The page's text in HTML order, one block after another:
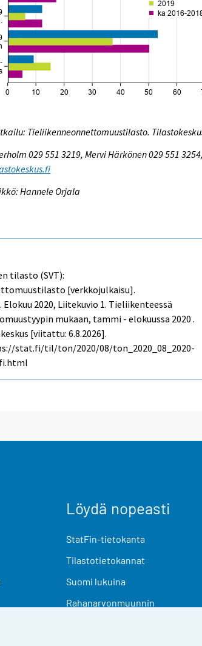
Tieliikenneonnettomuustilasto.
029 551 3219, Mervi Härkönen 029 551
Hannele Orjala
tilasto (SVT):
[verkkojulkaisu].
Elokuu 2020, Liitekuvio 1. Tieliikenteessä
mukaan, tammi - elokuussa 2020 .
[viitattu: 6.8.2026].
stat.fi/til/ton/2020/08/ton_2020_08_2020-
Löydä nopeasti
StatFin-tietokanta
Tilastotietokannat
Suomi lukuina
Rahanarvonmuunnin